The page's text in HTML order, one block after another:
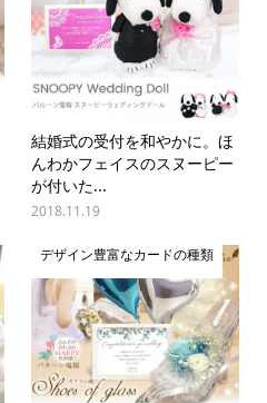
結婚式の受付を和やかに。ほ
んわかフェイスのスヌーピー
が付いた...
2018.11.19
デザイン豊富なカードの種類